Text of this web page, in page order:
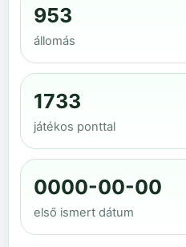
953
állomás
1733
játékos ponttal
0000-00-00
első ismert dátum